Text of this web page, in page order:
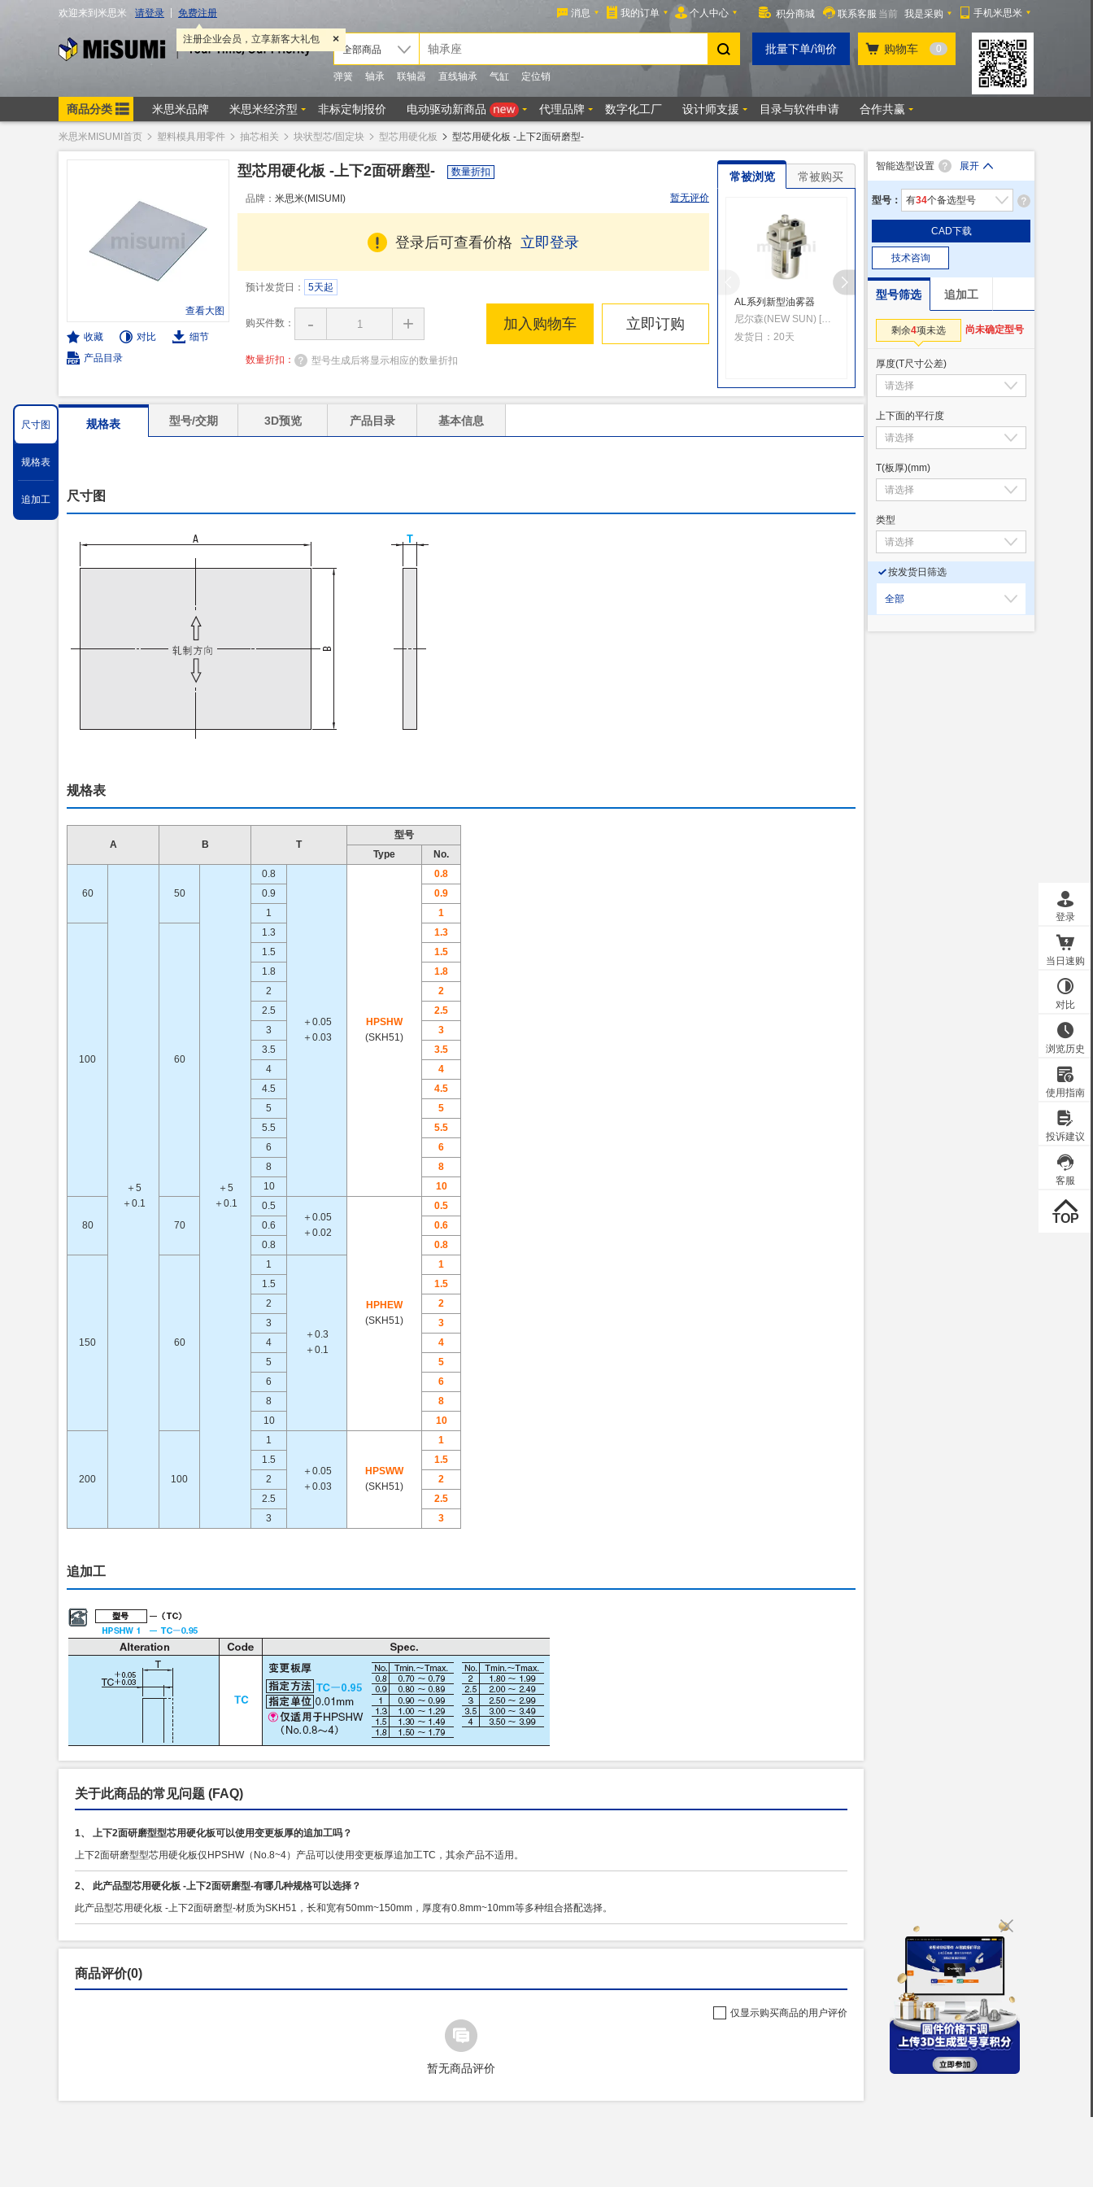
米思米MISUMI首页 塑料模具用零件 抽芯相关 块状型芯/固定块 型芯用硬化板 型芯用硬化板 -上下2面研磨型-
查看大图
收藏 对比
细节
产品目录
型芯用硬化板 -上下2面研磨型- 数量折扣
品牌： 米思米(MISUMI) 暂无评价
登录后可查看价格 立即登录
预计发货日： 5天起
购买件数： - +
数量折扣： 型号生成后将显示相应的数量折扣
加入购物车 立即订购
常被浏览 常被购买
AL系列新型油雾器
尼尔森(NEW SUN) [中国台湾]
发货日：20天
电磁阀电接口插件
费斯托(FESTO) [德国]
发货日：10天
恒立(ETERNAL) [中国]
规格表 型号/交期 3D预览 产品目录 基本信息
尺寸图
规格表
A B T
型号
Type
No.
60
＋5
＋0.1
50
＋5
＋0.1
0.8
＋0.05
＋0.03
HPSHW
(SKH51)
0.8
0.9
0.9
1
1
100 60
1.3
1.3
1.5
1.5
1.8
1.8
2
2
2.5
2.5
3
3
3.5
3.5
4
4
4.5
4.5
5
5
5.5
5.5
6
6
8
8
10
10
80 70
0.5
＋0.05
＋0.02
HPHEW
(SKH51)
0.5
0.6
0.6
0.8
0.8
150 60
1
＋0.3
＋0.1
1
1.5
1.5
2
2
3
3
4
4
5
5
6
6
8
8
10
10
200 100
1
＋0.05
＋0.03
HPSWW
(SKH51)
1
1.5
1.5
2
2
2.5
2.5
3
3
追加工
尺寸图
规格表
追加工
关于此商品的常见问题 (FAQ)
1、 上下2面研磨型型芯用硬化板可以使用变更板厚的追加工吗？
上下2面研磨型型芯用硬化板仅HPSHW（No.8~4）产品可以使用变更板厚追加工TC，其余产品不适用。
2、 此产品型芯用硬化板 -上下2面研磨型-有哪几种规格可以选择？
此产品型芯用硬化板 -上下2面研磨型-材质为SKH51，长和宽有50mm~150mm，厚度有0.8mm~10mm等多种组合搭配选择。
商品评价(0)
仅显示购买商品的用户评价
暂无商品评价
智能选型设置 展开
型号： 有34个备选型号
CAD下载
技术咨询
型号筛选 追加工
剩余4项未选 尚未确定型号
厚度(T尺寸公差)
上下面的平行度
T(板厚)(mm)
类型
按发货日筛选
全部